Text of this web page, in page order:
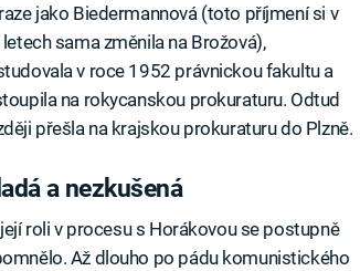
jako Biedermannová (toto příjmení si v
letech sama změnila na Brožová),
v roce 1952 právnickou fakultu a
na rokycanskou prokuraturu. Odtud
přešla na krajskou prokuraturu do Plzně.
a nezkušená
roli v procesu s Horákovou se postupně
Až dlouho po pádu komunistického